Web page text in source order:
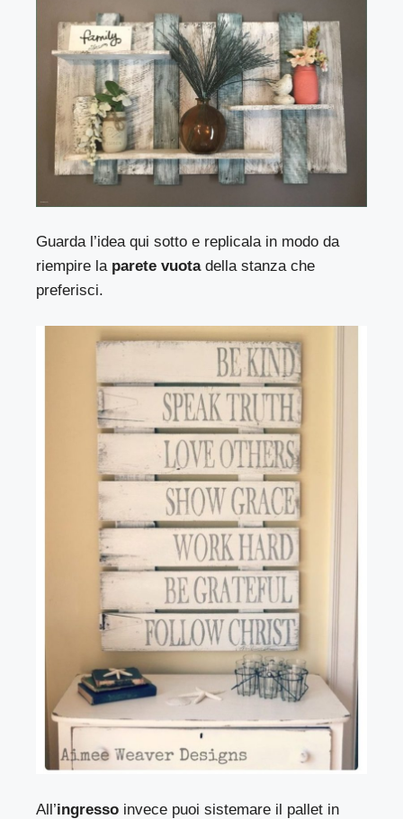
Guarda l’idea qui sotto e replicala in modo da
riempire la parete vuotadella stanza che
preferisci.
All’ingresso invece puoi sistemare il pallet in